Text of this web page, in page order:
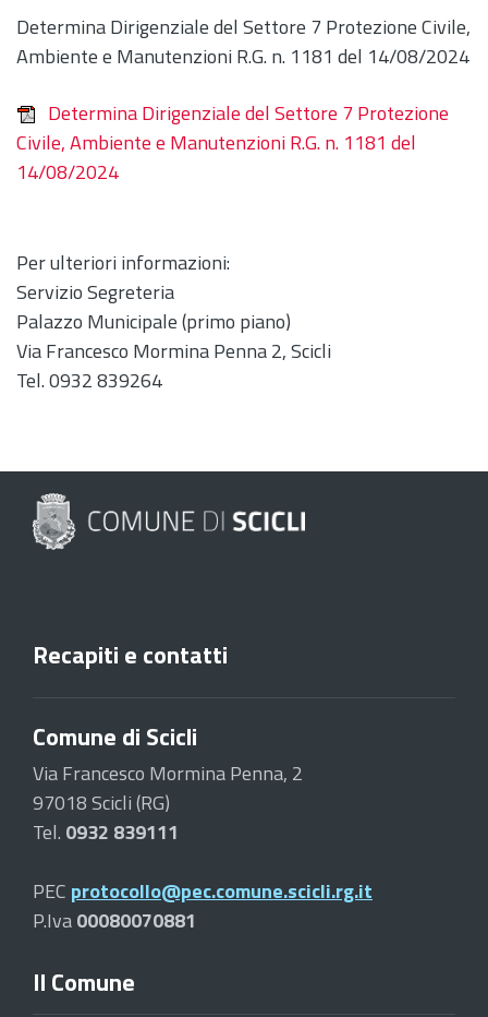
Determina Dirigenziale del Settore 7 Protezione Civile,
Ambiente e Manutenzioni R.G. n. 1181 del 14/08/2024
Determina Dirigenziale del Settore 7 Protezione
Civile, Ambiente e Manutenzioni R.G. n. 1181 del
14/08/2024
Per ulteriori informazioni:
Servizio Segreteria
Palazzo Municipale (primo piano)
Via Francesco Mormina Penna 2, Scicli
Tel. 0932 839264
Recapiti e contatti
Comune di Scicli
Via Francesco Mormina Penna, 2
97018 Scicli (RG)
Tel. 0932 839111
PEC protocollo@pec.comune.scicli.rg.it
P.Iva00080070881
Il Comune